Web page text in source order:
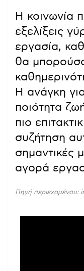
Η κοινωνία
εξελίξεις
εργασία,
θα
Η ανάγκη
ποιότητα
πιο
συζήτηση
σημαντικές
αγορά
Πηγή περιεχομένου: